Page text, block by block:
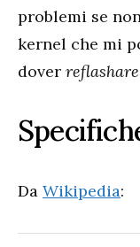
problemi se
kernel che mi
dover reflashare
Da Wikipedia: